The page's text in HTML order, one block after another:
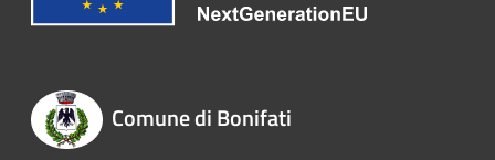
Comune di Bonifati